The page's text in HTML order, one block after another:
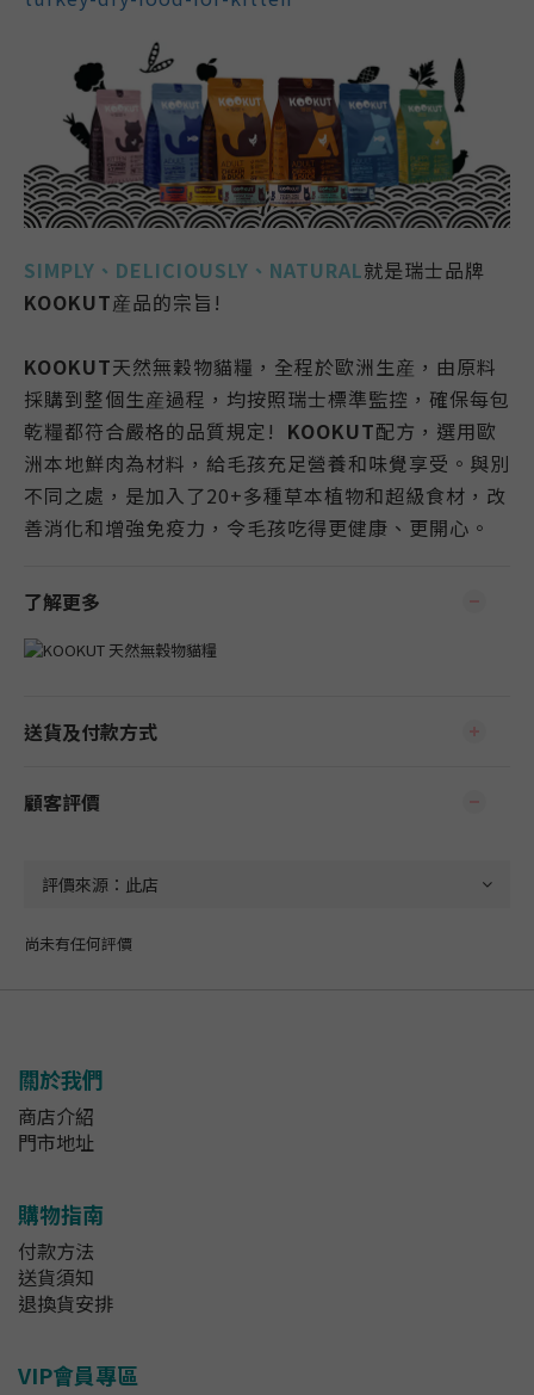
SIMPLY、DELICIOUSLY、NATURAL就是瑞士品牌
KOOKUT産品的宗旨!
KOOKUT天然無穀物貓糧 ，全程於歐洲生産，由原料
採購到整個生産過程，均按照瑞士標準監控，確保每包
乾糧都符合嚴格的品質規定! KOOKUT配方，選用歐
洲本地鮮肉為材料，給毛孩充足營養和味覺享受。與別
不同之處，是加入了20+多種草本植物和超級食材，改
善消化和增強免疫力，令毛孩吃得更健康、更開心。
了解更多
送貨及付款方式
顧客評價
尚未有任何評價
關於我們
商店介紹
門市地址
購物指南
付款方法
送貨須知
退換貨安排
VIP會員專區